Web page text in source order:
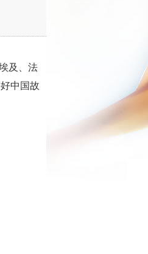
及、法
中国故